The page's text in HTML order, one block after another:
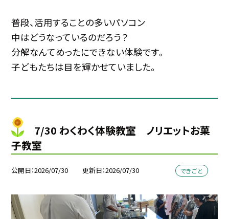
普段、活用することの多いパソコン
中はどうなっているのだろう？
分解なんてめったにできない体験です。
子どもたちは目を輝かせていました。
7/30 わくわく体験教室 ノリエットお菓
子教室
公開日 2026/07/30 更新日 2026/07/30 できごと